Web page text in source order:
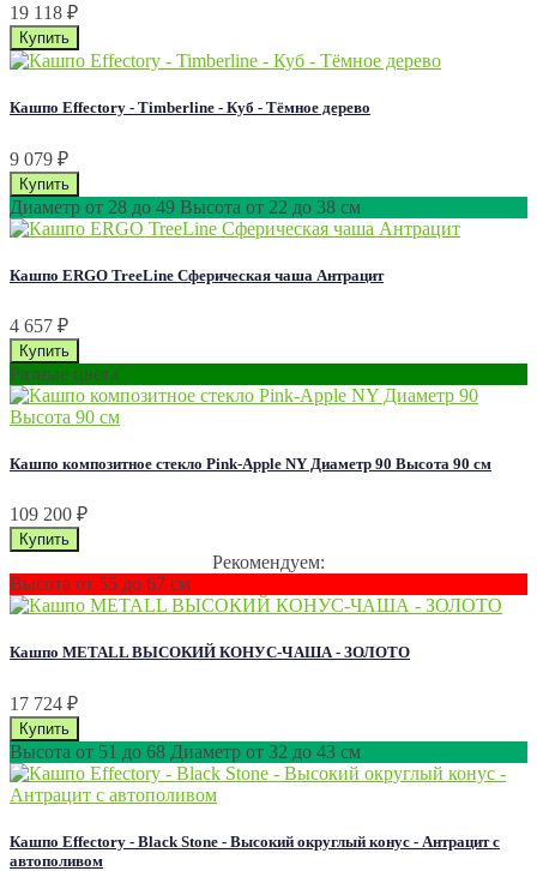
19 118 ₽
Кашпо Effectory - Timberline - Куб - Тёмное дерево
9 079 ₽
Диаметр от 28 до 49 Высота от 22 до 38 см
Кашпо ERGO TreeLine Сферическая чаша Антрацит
4 657 ₽
Разные цвета
Кашпо композитное стекло Pink-Apple NY Диаметр 90 Высота 90 см
109 200 ₽
Рекомендуем:
Высота от 55 до 67 см
Кашпо METALL ВЫСОКИЙ КОНУС-ЧАША - ЗОЛОТО
17 724 ₽
Высота от 51 до 68 Диаметр от 32 до 43 см
Кашпо Effectory - Black Stone - Высокий округлый конус - Антрацит с
автополивом